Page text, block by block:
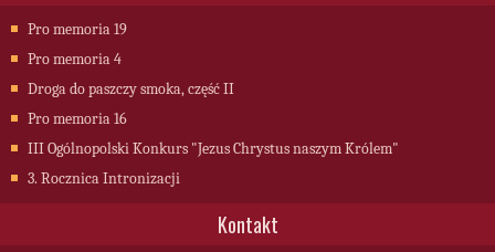
Pro memoria 19
Pro memoria 4
Droga do paszczy smoka, część II
Pro memoria 16
III Ogólnopolski Konkurs "Jezus Chrystus naszym Królem"
3. Rocznica Intronizacji
Kontakt